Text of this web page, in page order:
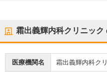
霜出義輝内科クリニック
医療機関名 霜出義輝内科ク